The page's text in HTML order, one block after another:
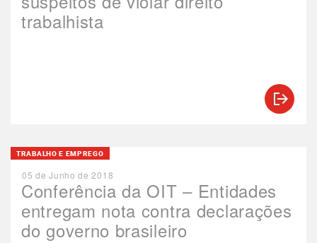
trabalhista
Conferência da OIT – Entidades
entregam nota contra declarações
do governo brasileiro
TRABALHO E EMPREGO
05 de Junho de 2018